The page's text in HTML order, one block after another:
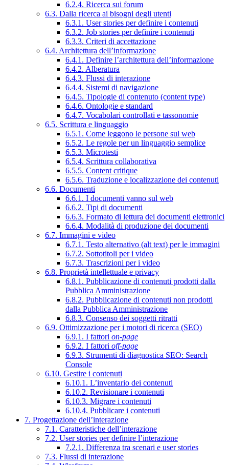
6.2.4. Ricerca sui forum
6.3. Dalla ricerca ai bisogni degli utenti
6.3.1. User stories per definire i contenuti
6.3.2. Job stories per definire i contenuti
6.3.3. Criteri di accettazione
6.4. Architettura dell’informazione
6.4.1. Definire l’architettura dell’informazione
6.4.2. Alberatura
6.4.3. Flussi di interazione
6.4.4. Sistemi di navigazione
6.4.5. Tipologie di contenuto (content type)
6.4.6. Ontologie e standard
6.4.7. Vocabolari controllati e tassonomie
6.5. Scrittura e linguaggio
6.5.1. Come leggono le persone sul web
6.5.2. Le regole per un linguaggio semplice
6.5.3. Microtesti
6.5.4. Scrittura collaborativa
6.5.5. Content critique
6.5.6. Traduzione e localizzazione dei contenuti
6.6. Documenti
6.6.1. I documenti vanno sul web
6.6.2. Tipi di documenti
6.6.3. Formato di lettura dei documenti elettronici
6.6.4. Modalità di produzione dei documenti
6.7. Immagini e video
6.7.1. Testo alternativo (alt text) per le immagini
6.7.2. Sottotitoli per i video
6.7.3. Trascrizioni per i video
6.8. Proprietà intellettuale e privacy
6.8.1. Pubblicazione di contenuti prodotti dalla
Pubblica Amministrazione
6.8.2. Pubblicazione di contenuti non prodotti
dalla Pubblica Amministrazione
6.8.3. Consenso dei soggetti ritratti
6.9. Ottimizzazione per i motori di ricerca (SEO)
6.9.1. I fattori on-page
6.9.2. I fattori off-page
6.9.3. Strumenti di diagnostica SEO: Search
Console
6.10. Gestire i contenuti
6.10.1. L’inventario dei contenuti
6.10.2. Revisionare i contenuti
6.10.3. Migrare i contenuti
6.10.4. Pubblicare i contenuti
7. Progettazione dell’interazione
7.1. Caratteristiche dell’interazione
7.2. User stories per definire l’interazione
7.2.1. Differenza tra scenari e user stories
7.3. Flussi di interazione